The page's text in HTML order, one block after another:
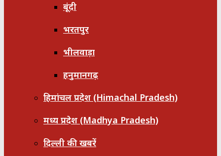
बूंदी
भरतपुर
भीलवाड़ा
हनुमानगढ़
हिमांचल प्रदेश (Himachal Pradesh)
मध्य प्रदेश (Madhya Pradesh)
दिल्ली की खबरें